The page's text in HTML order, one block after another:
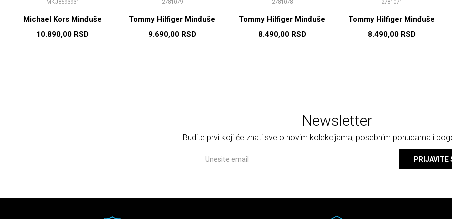
MKJ8593931
Michael Kors Minđuše
10.890,00 RSD
2781079
Tommy Hilfiger Minđuše
9.690,00 RSD
2781078
Tommy Hilfiger Minđuše
8.490,00 RSD
2781071
Tommy Hilfiger Minđuše
8.490,00 RSD
Newsletter
Budite prvi koji će znati sve o novim kolekcijama, posebnim ponudama i
PRIJAVITE